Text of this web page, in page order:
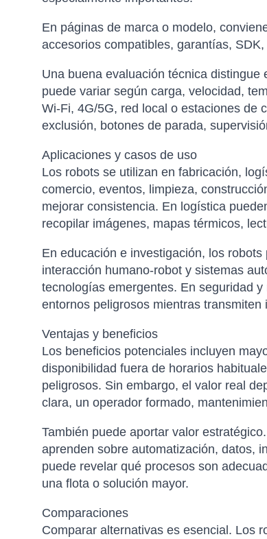
En páginas de marca o modelo,
accesorios compatibles, garantías,
Una buena evaluación técnica
puede variar según carga, velocidad,
Wi-Fi, 4G/5G, red local o estaciones de
exclusión, botones de parada,
Aplicaciones y casos de uso
Los robots se utilizan en fabricación,
comercio, eventos, limpieza,
mejorar consistencia. En logística
recopilar imágenes, mapas térmicos,
En educación e investigación, los
interacción humano-robot y sistemas
tecnologías emergentes. En seguridad
entornos peligrosos mientras transmiten
Ventajas y beneficios
Los beneficios potenciales incluyen
disponibilidad fuera de horarios
peligrosos. Sin embargo, el valor real
clara, un operador formado,
También puede aportar valor
aprenden sobre automatización, datos,
puede revelar qué procesos son
una flota o solución mayor.
Comparaciones
Comparar alternativas es esencial. Los